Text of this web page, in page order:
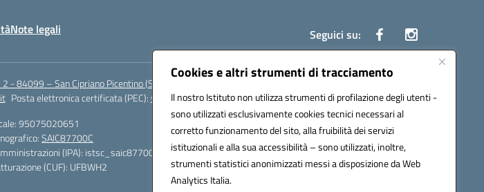
Cookies e altri strumenti di tracciamento
Il nostro Istituto non utilizza strumenti di profilazione degli utenti -
sono utilizzati esclusivamente cookies tecnici necessari al
corretto funzionamento del sito, alla fruibilità dei servizi
istituzionali e alla sua accessibilità – sono utilizzati, inoltre,
strumenti statistici anonimizzati messi a disposizione da Web
Analytics Italia.
Note legali Seguici su:
- 84099 – San Cipriano Picentino (Sa)
Posta elettronica certificata (PEC):saic87700c@pec.istruzione.it
95075020651
SAIC87700C
(IPA): istsc_saic87700c
(CUF): UFBWH2